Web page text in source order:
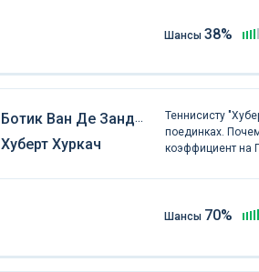
Шансы38%
Ботик Ван Де Зандшульп
Хуберт Хуркач
Теннисисту
поединках.
коэффициент на
Шансы 70%